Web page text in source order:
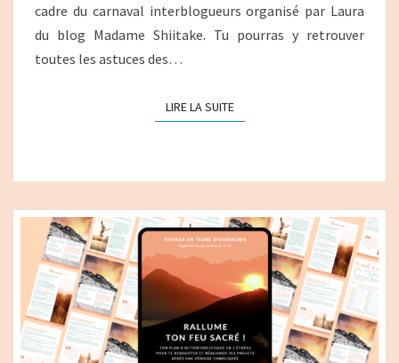
cadre du carnaval interblogueurs organisé par Laura
du blog Madame Shiitake. Tu pourras y retrouver
toutes les astuces des…
LIRE LA SUITELIRE LA SUITE